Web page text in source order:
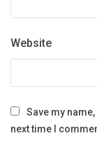
Website
Save my
next time I